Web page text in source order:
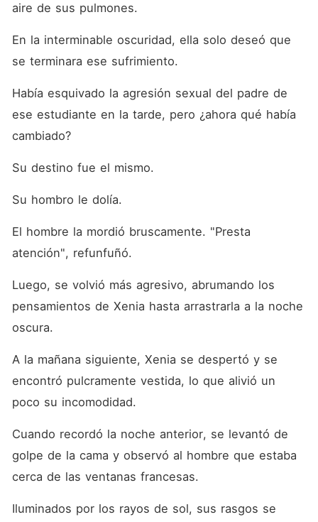
aire de sus pulmones.
En la interminable oscuridad, ella solo deseó que
se terminara ese sufrimiento.
Había esquivado la agresión sexual del padre de
ese estudiante en la tarde, pero ¿ahora qué había
cambiado?
Su destino fue el mismo.
Su hombro le dolía.
El hombre la mordió bruscamente. "Presta
atención", refunfuñó.
Luego, se volvió más agresivo, abrumando los
pensamientos de Xenia hasta arrastrarla a la noche
oscura.
A la mañana siguiente, Xenia se despertó y se
encontró pulcramente vestida, lo que alivió un
poco su incomodidad.
Cuando recordó la noche anterior, se levantó de
golpe de la cama y observó al hombre que estaba
cerca de las ventanas francesas.
Iluminados por los rayos de sol, sus rasgos se